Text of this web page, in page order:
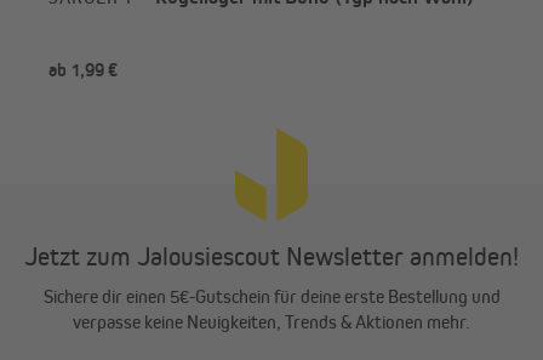
ab 1,99 €
Jetzt zum Jalousiescout Newsletter anmelden!
Sichere dir einen 5€-Gutschein für deine erste Bestellung und
verpasse keine Neuigkeiten, Trends & Aktionen mehr.